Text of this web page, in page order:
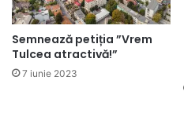
Semnează petiția ”Vrem
Tulcea atractivă!”
7 iunie 2023